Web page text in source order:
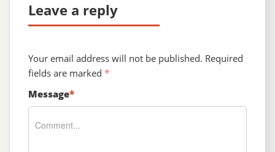
Leave a reply
Your email address will not be published. Required
fields are marked *
Message*